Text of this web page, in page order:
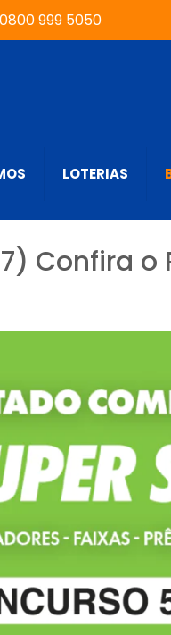
999 5050
LOTERIAS
Confira o